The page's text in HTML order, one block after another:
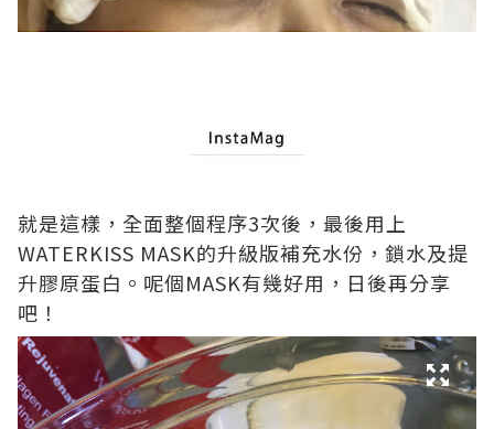
就是這樣，全面整個程序3次後，最後用上
WATERKISS MASK的升級版補充水份，鎖水及提
升膠原蛋白。呢個MASK有幾好用，日後再分享
吧！